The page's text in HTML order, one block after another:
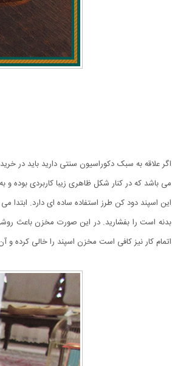
اگر علاقه به سبک دکوراسیون سنتی دارید باید در
می باشد که در کنار شکل ظاهری زیبا کاربردی بوده
بدنه است را بفشارید. در این صورت مخزن باعث
اتمام ‌کار نیز کافی است مخزن اسپند را خالی کرده و